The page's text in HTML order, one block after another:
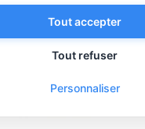
Tout accepter
Tout refuser
Personnaliser